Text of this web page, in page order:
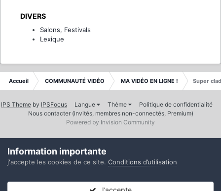
DIVERS
Salons, Festivals
Lexique
Accueil COMMUNAUTÉ VIDÉO MA VIDÉO EN LIGNE ! Super
IPS Theme by IPSFocus Langue Thème
Politique de confidentialité
Nous contacter (invités, membres non-connectés, Premium)
Powered by Invision Community
Information importante
j'accepte les cookies de ce site. Conditions d’utilisation